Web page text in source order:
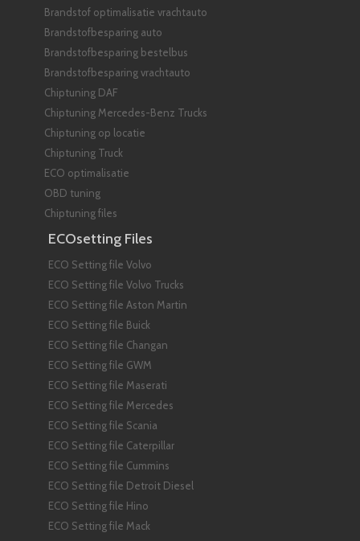
Brandstof optimalisatie vrachtauto
Brandstofbesparing auto
Brandstofbesparing bestelbus
Brandstofbesparing vrachtauto
Chiptuning DAF
Chiptuning Mercedes-Benz Trucks
Chiptuning op locatie
Chiptuning Truck
ECO optimalisatie
OBD tuning
Chiptuning files
ECOsetting Files
ECO Setting file Volvo
ECO Setting file Volvo Trucks
ECO Setting file Aston Martin
ECO Setting file Buick
ECO Setting file Changan
ECO Setting file GWM
ECO Setting file Maserati
ECO Setting file Mercedes
ECO Setting file Scania
ECO Setting file Caterpillar
ECO Setting file Cummins
ECO Setting file Detroit Diesel
ECO Setting file Hino
ECO Setting file Mack